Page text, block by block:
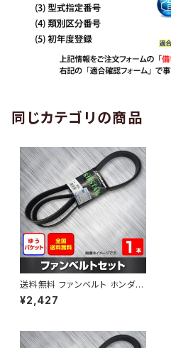
同じカテゴリの商品
送料無料 ファンベルト ホンダ
ゼスト 型式JE1 H18.03～H24.
11 （国内トップメーカー） 1本 H
¥2,427